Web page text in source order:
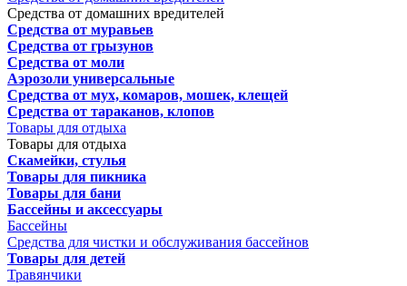
Средства от домашних вредителей
Средства от муравьев
Средства от грызунов
Средства от моли
Аэрозоли универсальные
Средства от мух, комаров, мошек, клещей
Средства от тараканов, клопов
Товары для отдыха
Товары для отдыха
Скамейки, стулья
Товары для пикника
Товары для бани
Бассейны и аксессуары
Бассейны
Средства для чистки и обслуживания бассейнов
Товары для детей
Травянчики